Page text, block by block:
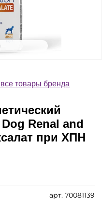
арт. 70081139
товары бренда
Renal and
при ХПН